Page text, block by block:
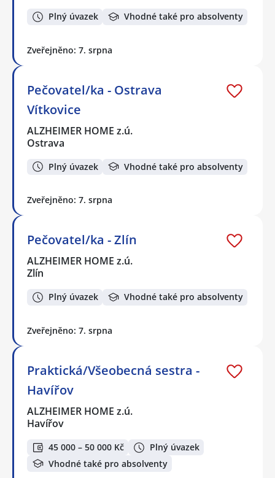
Plný úvazek Vhodné také pro absolventy
Zveřejněno: 7. srpna
Pečovatel/ka - Ostrava
Vítkovice
ALZHEIMER HOME z.ú.
Ostrava
Plný úvazek Vhodné také pro absolventy
Zveřejněno: 7. srpna
Pečovatel/ka - Zlín
ALZHEIMER HOME z.ú.
Zlín
Plný úvazek Vhodné také pro absolventy
Zveřejněno: 7. srpna
Praktická/Všeobecná sestra -
Havířov
ALZHEIMER HOME z.ú.
Havířov
45 000 – 50 000 Kč
Plný úvazek
Vhodné také pro absolventy